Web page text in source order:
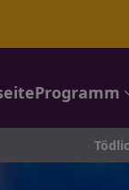
Programm
Tödlicher Unfall